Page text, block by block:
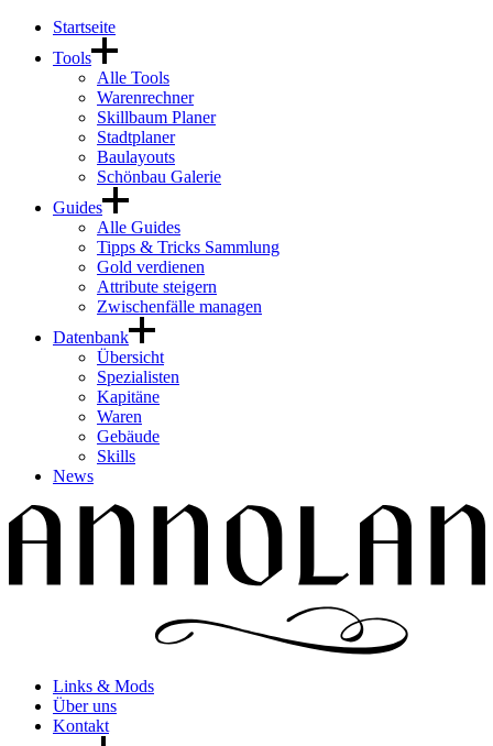
Startseite
Tools
Alle Tools
Warenrechner
Skillbaum Planer
Stadtplaner
Baulayouts
Schönbau Galerie
Guides
Alle Guides
Tipps & Tricks Sammlung
Gold verdienen
Attribute steigern
Zwischenfälle managen
Datenbank
Übersicht
Spezialisten
Kapitäne
Waren
Gebäude
Skills
News
Links & Mods
Über uns
Kontakt